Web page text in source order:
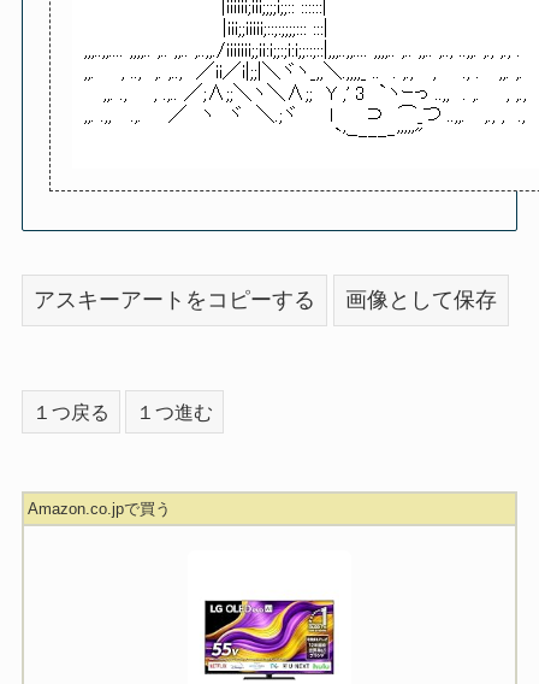
アスキーアートをコピーする 画像として保存
１つ戻る １つ進む
Amazon.co.jpで買う